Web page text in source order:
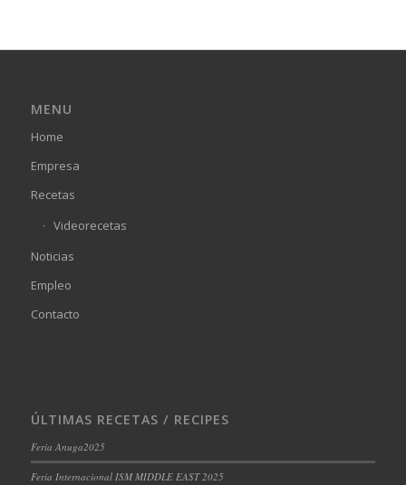
MENU
Home
Empresa
Recetas
Videorecetas
Noticias
Empleo
Contacto
ÚLTIMAS RECETAS / RECIPES
Feria Anuga2025
Feria Internacional ISM MIDDLE EAST 2025